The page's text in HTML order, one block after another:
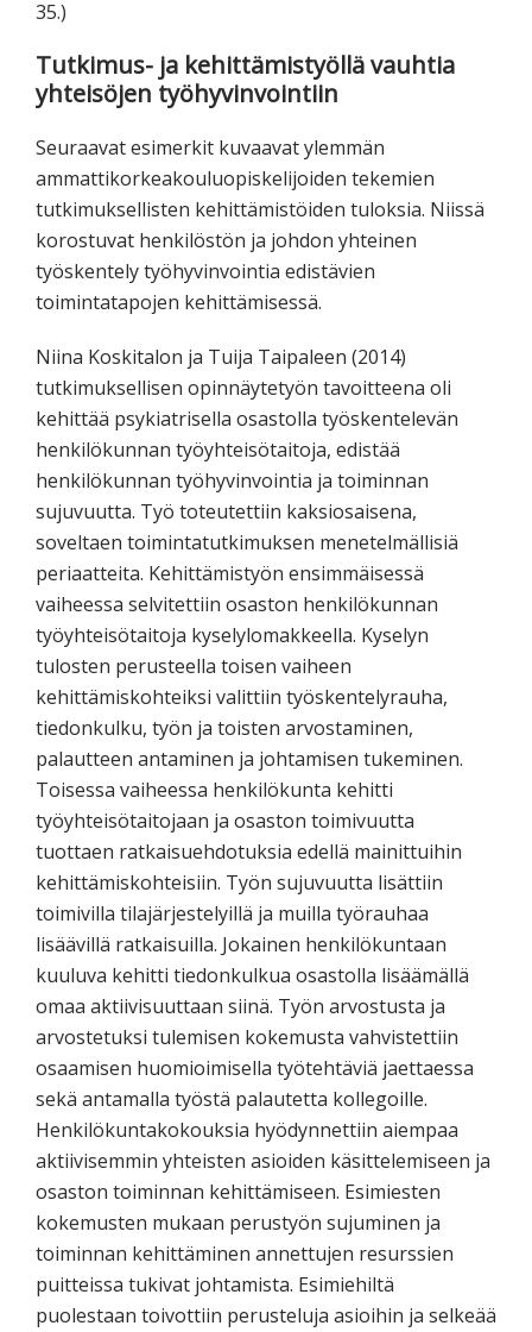
35.)
Tutkimus- ja kehittämistyöllä vauhtia
yhteisöjen työhyvinvointiin
Seuraavat esimerkit kuvaavat ylemmän
ammattikorkeakouluopiskelijoiden tekemien
tutkimuksellisten kehittämistöiden tuloksia. Niissä
korostuvat henkilöstön ja johdon yhteinen
työskentely työhyvinvointia edistävien
toimintatapojen kehittämisessä.
Niina Koskitalon ja Tuija Taipaleen (2014)
tutkimuksellisen opinnäytetyön tavoitteena oli
kehittää psykiatrisella osastolla työskentelevän
henkilökunnan työyhteisötaitoja, edistää
henkilökunnan työhyvinvointia ja toiminnan
sujuvuutta. Työ toteutettiin kaksiosaisena,
soveltaen toimintatutkimuksen menetelmällisiä
periaatteita. Kehittämistyön ensimmäisessä
vaiheessa selvitettiin osaston henkilökunnan
työyhteisötaitoja kyselylomakkeella. Kyselyn
tulosten perusteella toisen vaiheen
kehittämiskohteiksi valittiin työskentelyrauha,
tiedonkulku, työn ja toisten arvostaminen,
palautteen antaminen ja johtamisen tukeminen.
Toisessa vaiheessa henkilökunta kehitti
työyhteisötaitojaan ja osaston toimivuutta
tuottaen ratkaisuehdotuksia edellä mainittuihin
kehittämiskohteisiin. Työn sujuvuutta lisättiin
toimivilla tilajärjestelyillä ja muilla työrauhaa
lisäävillä ratkaisuilla. Jokainen henkilökuntaan
kuuluva kehitti tiedonkulkua osastolla lisäämällä
omaa aktiivisuuttaan siinä. Työn arvostusta ja
arvostetuksi tulemisen kokemusta vahvistettiin
osaamisen huomioimisella työtehtäviä jaettaessa
sekä antamalla työstä palautetta kollegoille.
Henkilökuntakokouksia hyödynnettiin aiempaa
aktiivisemmin yhteisten asioiden käsittelemiseen ja
osaston toiminnan kehittämiseen. Esimiesten
kokemusten mukaan perustyön sujuminen ja
toiminnan kehittäminen annettujen resurssien
puitteissa tukivat johtamista. Esimiehiltä
puolestaan toivottiin perusteluja asioihin ja selkeää